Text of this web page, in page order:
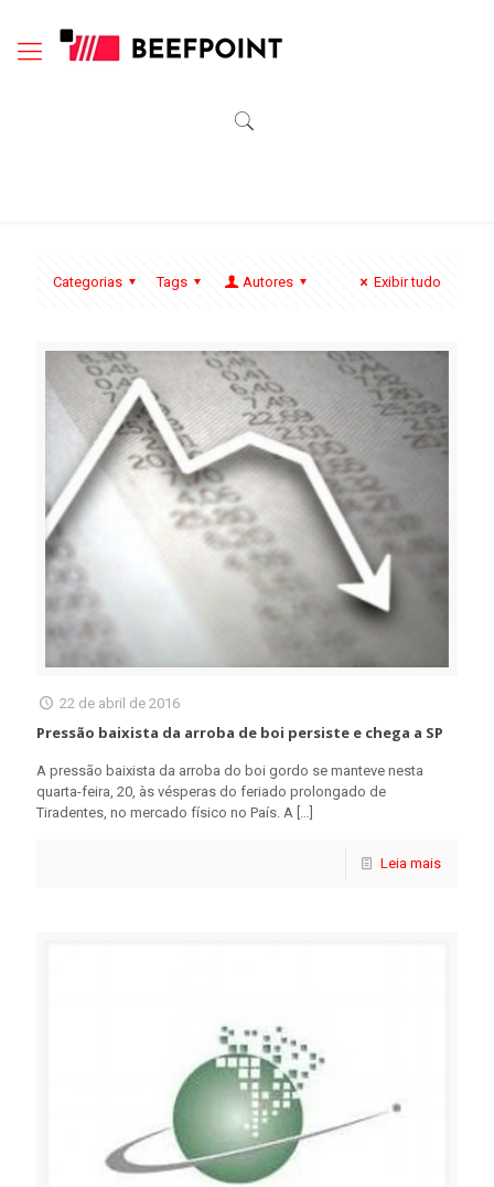
Categorias Tags Autores Exibir tudo
22 de abril de 2016
Pressão baixista da arroba de boi persiste e chega a SP
A pressão baixista da arroba do boi gordo se manteve nesta
quarta-feira, 20, às vésperas do feriado prolongado de
Tiradentes, no mercado físico no País. A […]
Leia mais